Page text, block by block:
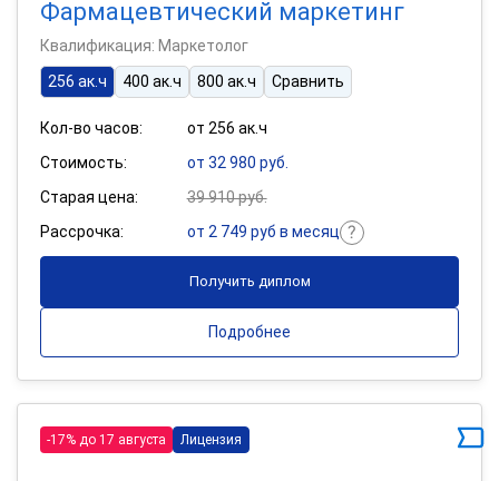
Фармацевтический маркетинг
Квалификация: Маркетолог
256 ак.ч
400 ак.ч 800 ак.ч Сравнить
Кол-во часов:
от 256 ак.ч
Стоимость:
от 32 980 руб.
Старая цена:
39 910 руб.
Рассрочка:
от 2 749 руб в месяц
Получить диплом
Подробнее
-17% до 17 августа Лицензия